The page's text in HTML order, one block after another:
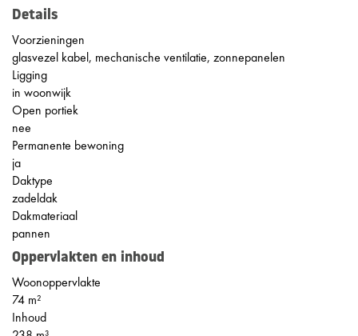
Details
Voorzieningen
glasvezel kabel, mechanische ventilatie, zonnepanelen
Ligging
in woonwijk
Open portiek
nee
Permanente bewoning
ja
Daktype
zadeldak
Dakmateriaal
pannen
Oppervlakten en inhoud
Woonoppervlakte
74 m²
Inhoud